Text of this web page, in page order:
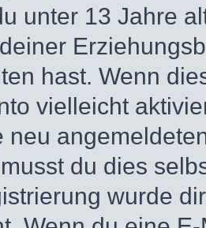
unter 13 Jahre
hast. Wenn
vielleicht
neu
du dies
wurde